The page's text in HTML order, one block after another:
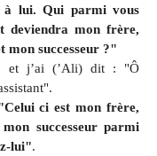
à lui. Qui parmi vous
deviendra mon frère,
mon successeur ?"
et j’ai (’Ali) dit : "Ô
ci est mon frère,
successeur parmi
lui".